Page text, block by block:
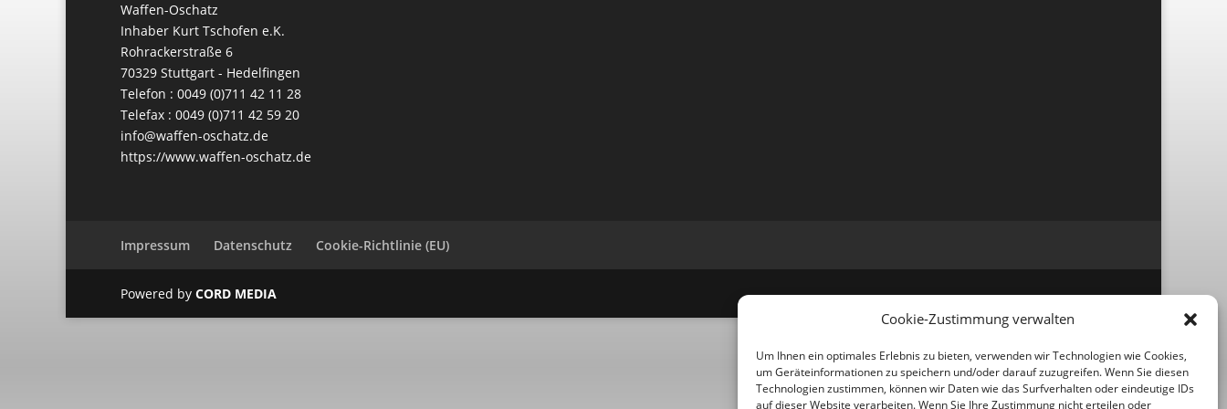
Cookie-Zustimmung verwalten
Um Ihnen ein optimales Erlebnis zu bieten, verwenden wir Technologien wie Cookies,
um Geräteinformationen zu speichern und/oder darauf zuzugreifen. Wenn Sie diesen
Technologien zustimmen, können wir Daten wie das Surfverhalten oder eindeutige IDs
auf dieser Website verarbeiten. Wenn Sie Ihre Zustimmung nicht erteilen oder
Waffen-Oschatz
Inhaber Kurt Tschofen e.K.
Rohrackerstraße 6
70329 Stuttgart - Hedelfingen
Telefon : 0049 (0)711 42 11 28
Telefax : 0049 (0)711 42 59 20
info@waffen-oschatz.de
https://www.waffen-oschatz.de
Impressum Datenschutz Cookie-Richtlinie (EU)
Powered by CORD MEDIA